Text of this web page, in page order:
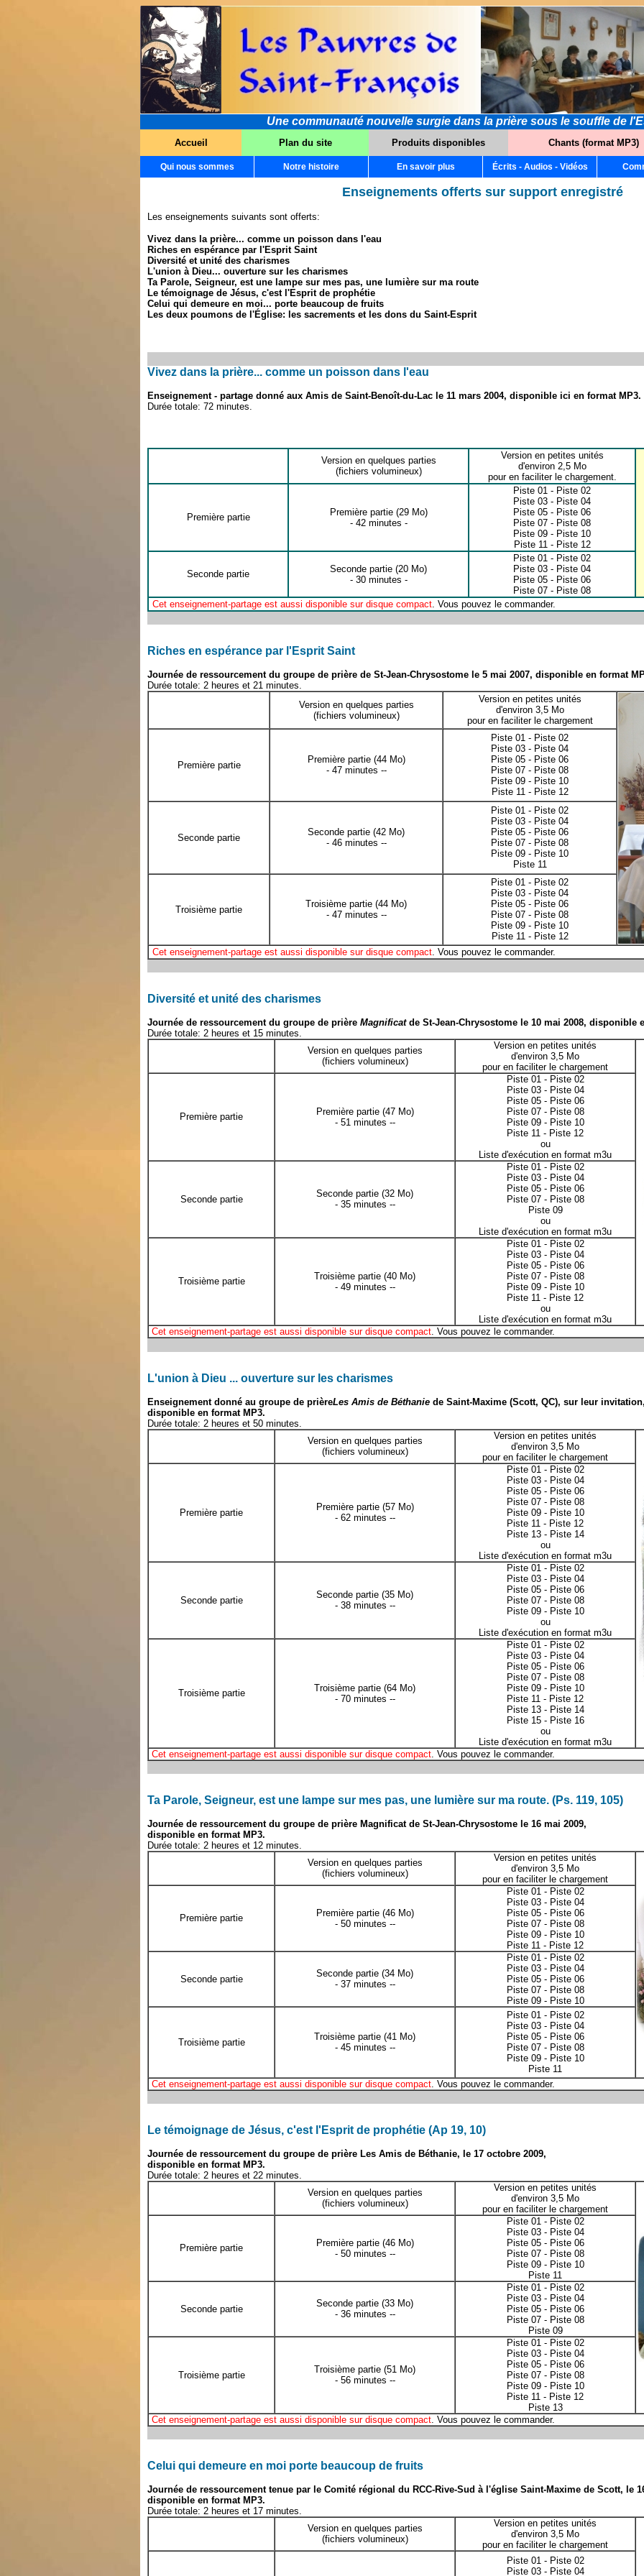
Une communauté nouvelle surgie dans la prière sous le souffle de
Accueil Plan du site Produits disponibles Chants (format MP3)
Qui nous sommes Notre histoire En savoir plus Écrits - Audios - Vidéos
Enseignements offerts sur support enregistré
Les enseignements suivants sont offerts:
Vivez dans la prière... comme un poisson dans l'eau
Riches en espérance par l'Esprit Saint
Diversité et unité des charismes
L'union à Dieu... ouverture sur les charismes
Ta Parole, Seigneur, est une lampe sur mes pas, une lumière sur ma route
Le témoignage de Jésus, c'est l'Esprit de prophétie
Celui qui demeure en moi... porte beaucoup de fruits
Les deux poumons de l'Église: les sacrements et les dons du Saint-Esprit
Vivez dans la prière... comme un poisson dans l'eau
Enseignement - partage donné aux Amis de Saint-Benoît-du-Lac le 11 mars 2004, disponible ici en format MP3.
Durée totale: 72 minutes.
Version en quelques parties
(fichiers volumineux)
Version en petites unités
d'environ 2,5 Mo
pour en faciliter le chargement.
Première partie Première partie(29 Mo)
- 42 minutes -
Piste 01 - Piste 02
Piste 03 - Piste 04
Piste 05 - Piste 06
Piste 07 - Piste 08
Piste 09 - Piste 10
Piste 11- Piste 12
Seconde partie Seconde partie (20 Mo)
- 30 minutes -
Piste 01 - Piste 02
Piste 03 - Piste 04
Piste 05 - Piste 06
Piste 07 - Piste 08
Cet enseignement-partage est aussi disponible sur disque compact. Vous pouvez le commander.
Riches en espérance par l'Esprit Saint
Journée de ressourcement du groupe de prière de St-Jean-Chrysostome le 5 mai 2007, disponible en format
Durée totale: 2 heures et 21 minutes.
Version en quelques parties
(fichiers volumineux)
Version en petites unités
d'environ 3,5 Mo
pour en faciliter le chargement
Première partie
Première partie(44 Mo)
- 47 minutes --
Piste 01 - Piste 02
Piste 03 - Piste 04
Piste 05 - Piste 06
Piste 07 - Piste 08
Piste 09 - Piste 10
Piste 11- Piste 12
Seconde partie
Seconde partie (42 Mo)
- 46 minutes --
Piste 01 - Piste 02
Piste 03 - Piste 04
Piste 05 - Piste 06
Piste 07 - Piste 08
Piste 09 - Piste 10
Piste 11
Troisième partie
Troisième partie (44 Mo)
- 47 minutes --
Piste 01 - Piste 02
Piste 03 - Piste 04
Piste 05 - Piste 06
Piste 07 - Piste 08
Piste 09 - Piste 10
Piste 11- Piste 12
Cet enseignement-partage est aussi disponible sur disque compact. Vous pouvez le commander.
Diversité et unité des charismes
Journée de ressourcement du groupe de prière Magnificatde St-Jean-Chrysostome le 10 mai 2008, disponible
Durée totale: 2 heures et 15 minutes.
Version en quelques parties
(fichiers volumineux)
Version en petites unités
d'environ 3,5 Mo
pour en faciliter le chargement
Première partie Première partie(47 Mo)
- 51 minutes --
Piste 01- Piste 02
Piste 03- Piste 04
Piste 05- Piste 06
Piste 07- Piste 08
Piste 09- Piste 10
Piste 11 - Piste 12
ou
Liste d'exécution en format m3u
Seconde partie
Seconde partie (32 Mo)
- 35 minutes --
Piste 01- Piste 02
Piste 03- Piste 04
Piste 05- Piste 06
Piste 07- Piste 08
Piste 09
ou
Liste d'exécution en format m3u
Troisième partie Troisième partie (40 Mo)
- 49 minutes --
Piste 01- Piste 02
Piste 03- Piste 04
Piste 05- Piste 06
Piste 07- Piste 08
Piste 09- Piste 10
Piste 11 - Piste 12
ou
Liste d'exécution en format m3u
Cet enseignement-partage est aussi disponible sur disque compact. Vous pouvez le commander.
L'union à Dieu ... ouverture sur les charismes
Enseignement donné au groupe de prièreLes Amis de Béthanie de Saint-Maxime (Scott, QC), sur leur
disponible en format MP3.
Durée totale: 2 heures et 50 minutes.
Version en quelques parties
(fichiers volumineux)
Version en petites unités
d'environ 3,5 Mo
pour en faciliter le chargement
Première partie
Première partie(57 Mo)
- 62 minutes --
Piste 01- Piste 02
Piste 03- Piste 04
Piste 05- Piste 06
Piste 07- Piste 08
Piste 09- Piste 10
Piste 11 - Piste 12
Piste 13- Piste 14
ou
Liste d'exécution en format m3u
Seconde partie
Seconde partie (35 Mo)
- 38 minutes --
Piste 01- Piste 02
Piste 03- Piste 04
Piste 05- Piste 06
Piste 07- Piste 08
Piste 09- Piste 10
ou
Liste d'exécution en format m3u
Troisième partie Troisième partie (64 Mo)
- 70 minutes --
Piste 01- Piste 02
Piste 03- Piste 04
Piste 05- Piste 06
Piste 07- Piste 08
Piste 09- Piste 10
Piste 11 - Piste 12
Piste 13- Piste 14
Piste 15- Piste 16
ou
Liste d'exécution en format m3u
Cet enseignement-partage est aussi disponible sur disque compact. Vous pouvez le commander.
Ta Parole, Seigneur, est une lampe sur mes pas, une lumière sur ma route. (Ps. 119, 105)
Journée de ressourcement du groupe de prière Magnificat de St-Jean-Chrysostome le 16 mai 2009,
disponible en format MP3.
Durée totale: 2 heures et 12 minutes.
Version en quelques parties
(fichiers volumineux)
Version en petites unités
d'environ 3,5 Mo
pour en faciliter le chargement
Première partie Première partie(46 Mo)
- 50 minutes --
Piste 01- Piste 02
Piste 03- Piste 04
Piste 05- Piste 06
Piste 07- Piste 08
Piste 09- Piste 10
Piste 11 - Piste 12
Seconde partie
Seconde partie (34 Mo)
- 37 minutes --
Piste 01- Piste 02
Piste 03- Piste 04
Piste 05- Piste 06
Piste 07- Piste 08
Piste 09- Piste 10
Troisième partie
Troisième partie (41 Mo)
- 45 minutes --
Piste 01- Piste 02
Piste 03- Piste 04
Piste 05- Piste 06
Piste 07- Piste 08
Piste 09- Piste 10
Piste 11
Cet enseignement-partage est aussi disponible sur disque compact. Vous pouvez le commander.
Le témoignage de Jésus, c'est l'Esprit de prophétie (Ap 19, 10)
Journée de ressourcement du groupe de prière Les Amis de Béthanie, le 17 octobre 2009,
disponible en format MP3.
Durée totale: 2 heures et 22 minutes.
Version en quelques parties
(fichiers volumineux)
Version en petites unités
d'environ 3,5 Mo
pour en faciliter le chargement
Première partie Première partie(46 Mo)
- 50 minutes --
Piste 01- Piste 02
Piste 03- Piste 04
Piste 05- Piste 06
Piste 07- Piste 08
Piste 09- Piste 10
Piste 11
Seconde partie
Seconde partie (33 Mo)
- 36 minutes --
Piste 01- Piste 02
Piste 03- Piste 04
Piste 05- Piste 06
Piste 07- Piste 08
Piste 09
Troisième partie
Troisième partie (51 Mo)
- 56 minutes --
Piste 01- Piste 02
Piste 03- Piste 04
Piste 05- Piste 06
Piste 07- Piste 08
Piste 09- Piste 10
Piste 11 - Piste 12
Piste 13
Cet enseignement-partage est aussi disponible sur disque compact. Vous pouvez le commander.
Celui qui demeure en moi porte beaucoup de fruits
Journée de ressourcement tenue par le Comité régional du RCC-Rive-Sud à l'église Saint-Maxime de Scott, le
disponible en format MP3.
Durée totale: 2 heures et 17 minutes.
Version en quelques parties
(fichiers volumineux)
Version en petites unités
d'environ 3,5 Mo
pour en faciliter le chargement
Piste 01- Piste 02
Piste 03- Piste 04